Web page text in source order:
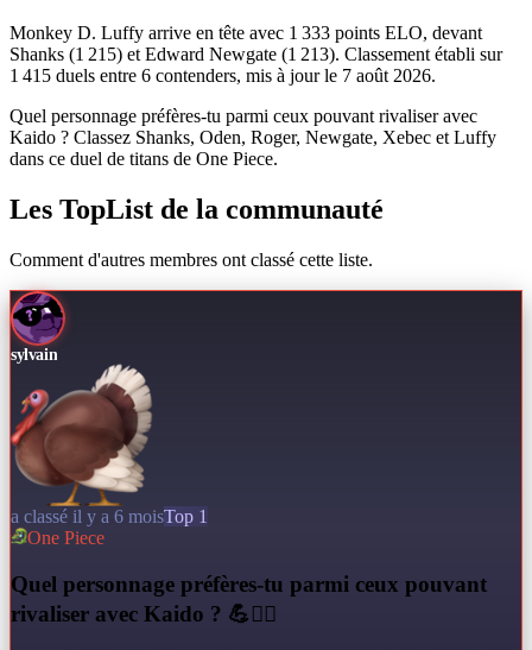
Monkey D. Luffy arrive en tête avec 1 333 points ELO, devant
Shanks (1 215) et Edward Newgate (1 213). Classement établi sur
1 415 duels entre 6 contenders, mis à jour le 7 août 2026.
Quel personnage préfères-tu parmi ceux pouvant rivaliser avec
Kaido ? Classez Shanks, Oden, Roger, Newgate, Xebec et Luffy
dans ce duel de titans de One Piece.
Les TopList de la communauté
Comment d'autres membres ont classé cette liste.
sylvain
a classé il y a 6 moisTop 1
One Piece
Quel personnage préfères-tu parmi ceux pouvant
rivaliser avec Kaido ? 💪🏴‍☠️